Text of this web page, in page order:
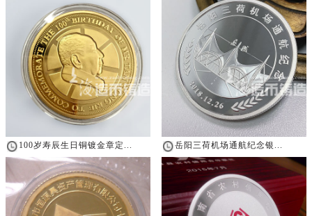
100岁寿辰生日铜镀金章定... 岳阳三荷机场通航纪念银...